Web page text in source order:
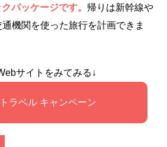
パッケージです。 帰りは新幹線や
機関を使った旅行を計画できま
サイトをみてみる↓
ラベル キャンペーン